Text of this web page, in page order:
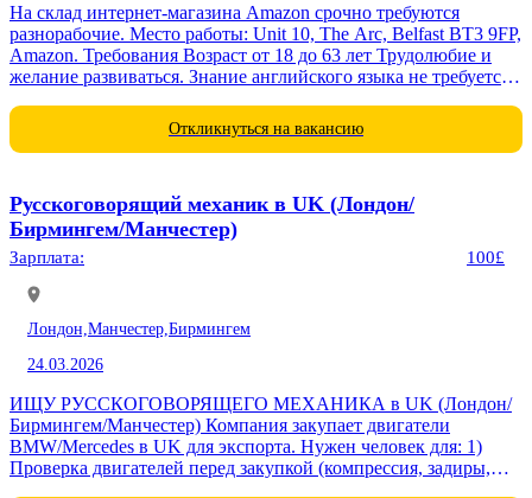
На склад интернет-магазина Amazon срочно требуются
разнорабочие. Место работы: Unit 10, The Arc, Belfast BT3 9FP,
Amazon. Требования Возраст от 18 до 63 лет Трудолюбие и
желание развиваться. Знание английского языка не требуется.
Откликнуться на вакансию
Русскоговорящий механик в UK (Лондон/
Бирмингем/Манчестер)
Зарплата: 100£
Лондон, Манчестер, Бирмингем
24.03.2026
ИЩУ РУССКОГОВОРЯЩЕГО МЕХАНИКА в UK (Лондон/
Бирмингем/Манчестер) Компания закупает двигатели
BMW/Mercedes в UK для экспорта. Нужен человек для: 1)
Проверка двигателей перед закупкой (компрессия, задиры,